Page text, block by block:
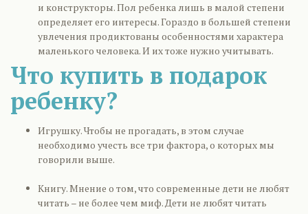
и конструкторы. Пол ребенка лишь в малой степени
определяет его интересы. Гораздо в большей степени
увлечения продиктованы особенностями характера
маленького человека. И их тоже нужно учитывать.
Что купить в подарок
ребенку?
Игрушку. Чтобы не прогадать, в этом случае
необходимо учесть все три фактора, о которых мы
говорили выше.
Книгу. Мнение о том, что современные дети не любят
читать – не более чем миф. Дети не любят читать